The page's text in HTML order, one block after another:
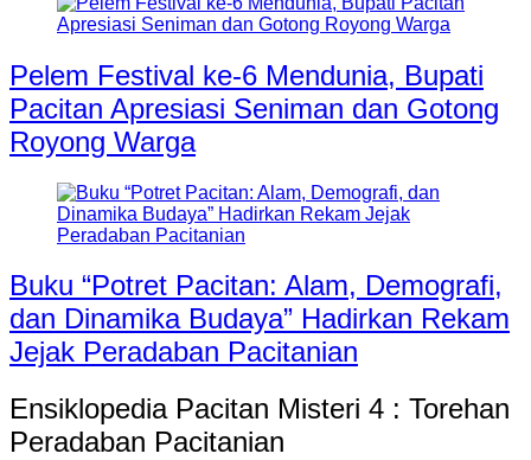
Pelem Festival ke-6 Mendunia, Bupati
Pacitan Apresiasi Seniman dan Gotong
Royong Warga
Buku “Potret Pacitan: Alam, Demografi,
dan Dinamika Budaya” Hadirkan Rekam
Jejak Peradaban Pacitanian
Ensiklopedia Pacitan Misteri 4 : Torehan
Peradaban Pacitanian